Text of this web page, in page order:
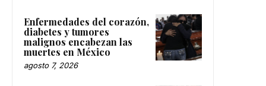
Enfermedades del corazón,
diabetes y tumores
malignos encabezan las
muertes en México
agosto 7, 2026